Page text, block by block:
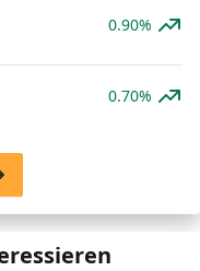
0.90%
0.70%